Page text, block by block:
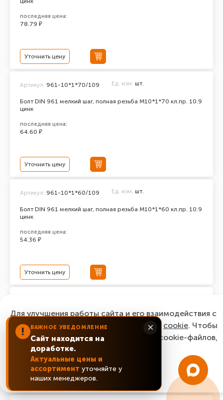
последняя цена:
78.79 ₽
Уточнить цену
Болт DIN 961 мелкий шаг, полная резьба M10*1*70 кл.пр. 10.9
цинк
Артикул: 961-10*1*70/109 Ед. изм. шт.
последняя цена:
64.60 ₽
Уточнить цену
Болт DIN 961 мелкий шаг, полная резьба M10*1*60 кл.пр. 10.9
цинк
Артикул: 961-10*1*60/109 Ед. изм. шт.
последняя цена:
54.36 ₽
Уточнить цену
Болт DIN 961 мелкий шаг, полная резьба M10*1*45 кл.пр. 10.9
цинк
последняя цена:
46.06 ₽
Уточнить цену
! ВАЖНОЕ УВЕДОМЛЕНИЕ
Сайт находится на
доработке.
Актуальные цены и
ассортимент уточняйте у
наших менеджеров.
×
Для улучшения работы сайта и его взаимодействия с
пользователями мы используем файлы cookie. Чтобы
согласиться с нашим использованием cookie-файлов,
нажмите “Ок, понятно!”
ОК, понятно!